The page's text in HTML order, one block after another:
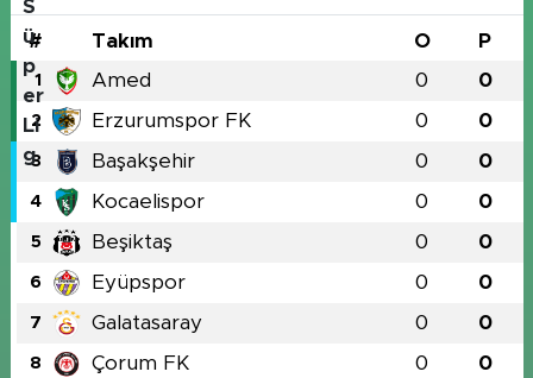
# Takım O P
1 Amed 0 0
2 Erzurumspor FK 0 0
3 Başakşehir 0 0
4 Kocaelispor 0 0
5 Beşiktaş 0 0
6 Eyüpspor 0 0
7 Galatasaray 0 0
8 Çorum FK 0 0